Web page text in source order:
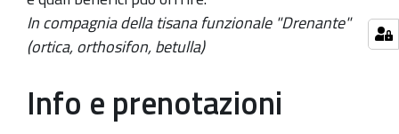
13
aprile,
alle
ore
17
In compagnia della tisana funzionale "Drenante"
(ortica, orthosifon, betulla)
Info e prenotazioni